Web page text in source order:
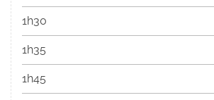
1h30
1h35
1h45